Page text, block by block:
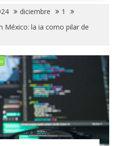
diciembre
1
México: la ia como pilar de